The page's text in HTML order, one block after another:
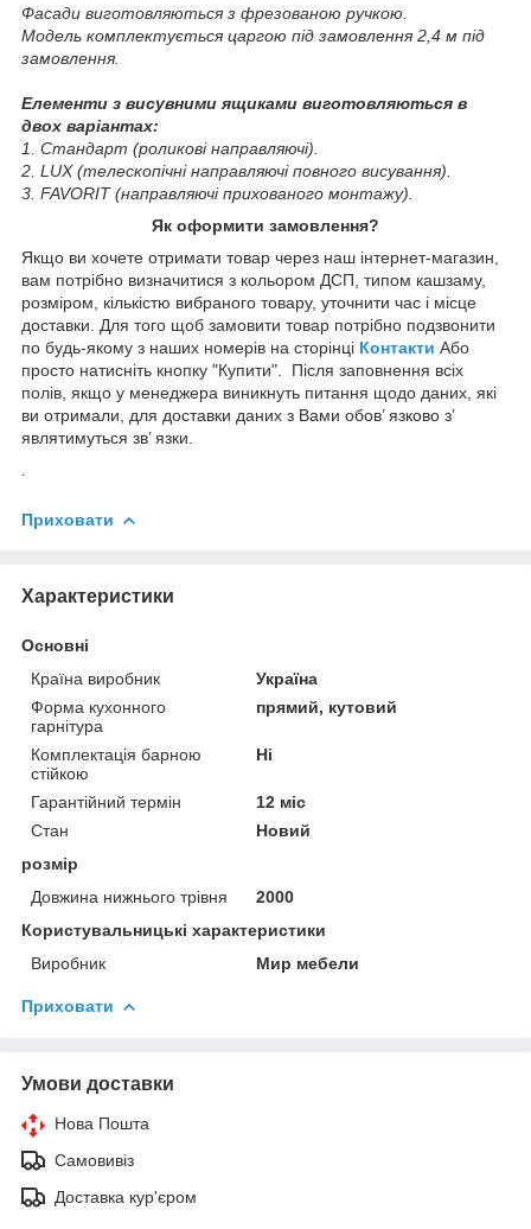
Фасади виготовляються з фрезованою ручкою.
Модель комплектується царгою під замовлення 2,4 м під
замовлення.
Елементи з висувними ящиками виготовляються в
двох варіантах:
1. Стандарт (роликові направляючі).
2. LUX (телескопічні направляючі повного висування).
3. FAVORIT (направляючі прихованого монтажу).
Як оформити замовлення?
Якщо ви хочете отримати товар через наш інтернет-магазин,
вам потрібно визначитися з кольором ДСП, типом кашзаму,
розміром, кількістю вибраного товару, уточнити час і місце
доставки. Для того щоб замовити товар потрібно подзвонити
по будь-якому з наших номерів на сторінці Контакти Або
просто натисніть кнопку "Купити". Після заповнення всіх
полів, якщо у менеджера виникнуть питання щодо даних, які
ви отримали, для доставки даних з Вами обов’ язково з’
являтимуться зв’ язки.
Приховати
Характеристики
Основні
Країна виробник
Україна
Форма кухонного
гарнітура
прямий, кутовий
Комплектація барною
стійкою
Ні
Гарантійний термін
12 міс
Стан
Новий
розмір
Довжина нижнього трівня
2000
Користувальницькі характеристики
Виробник
Мир мебели
Приховати
Умови доставки
Нова Пошта
Самовивіз
Доставка кур'єром